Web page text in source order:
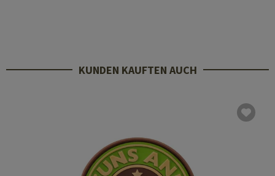
KUNDEN KAUFTEN AUCH